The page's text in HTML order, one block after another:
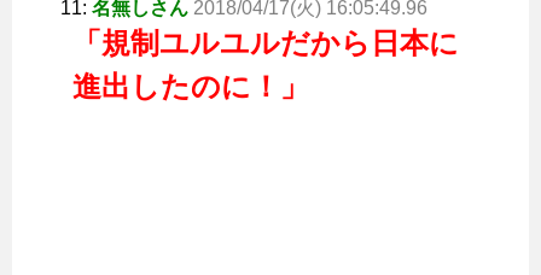
11: 名無しさん 2018/04/17(火) 16:05:49.96
「規制ユルユルだから日本に
進出したのに！」